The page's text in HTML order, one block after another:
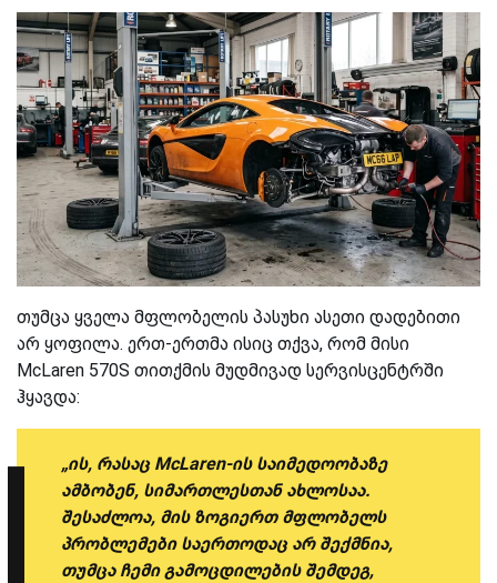
თუმცა ყველა მფლობელის პასუხი ასეთი დადებითი
არ ყოფილა. ერთ-ერთმა ისიც თქვა, რომ მისი
McLaren 570S თითქმის მუდმივად სერვისცენტრში
ჰყავდა:
„ის, რასაც McLaren-ის საიმედოობაზე
ამბობენ, სიმართლესთან ახლოსაა.
შესაძლოა, მის ზოგიერთ მფლობელს
პრობლემები საერთოდაც არ შექმნია,
თუმცა ჩემი გამოცდილების შემდეგ,